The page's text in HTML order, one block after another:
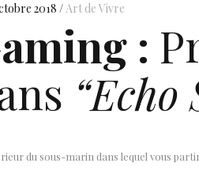
2018 Art de Vivre
:
“Echo
du sous-marin dans lequel vous